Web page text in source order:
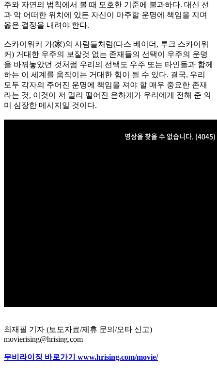
주와 자연의 법칙에서 볼 때 모호한 기준에 불과하다. 대신 선
과 악 어떠한 위치에 있든 자신이 마주할 운명에 책임을 지며
옳은 결정을 내려야 한다.
스카이워커 가(家)의 사람들처럼(다스 베이더, 루크 스카이워
커) 거대한 우주의 보잘것 없는 존재들의 선택이 우주의 운명
을 바꿔놓았던 것처럼 우리의 선택도 우주 또는 타인들과 함께
하는 이 세계를 움직이는 거대한 힘이 될 수 있다. 결국, 우리
모두 각자의 주어진 운명에 책임을 져야 할 매우 중요한 존재
라는 것, 이것이 저 멀리 떨어진 은하계가 우리에게 전해 준 의
미 심장한 메시지일 것이다.
최재필 기자 (보도자료/제휴 문의/오타 신고)
movierising@hrising.com
무비라이징 바로가기 www.hrising.com/movie/